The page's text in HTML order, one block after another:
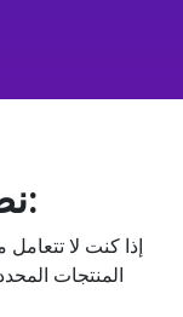
نصيحة احترافية:
إذا كنت لا
المنتجات